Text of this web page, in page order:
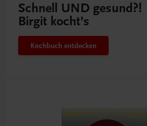
Schnell UND gesund?!
Birgit kocht’s
Kochbuch entdecken